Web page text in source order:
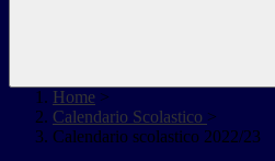
Home >
Calendario Scolastico >
Calendario scolastico 2022/23